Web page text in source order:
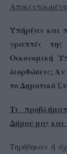
Αποκεντρωμένη
Υπήρξαν και
γραπτές
Οικονομική
διορθώσεις;
το Δημοτικό
Τι
Δήμου μας και
Τηρήθηκαν ή